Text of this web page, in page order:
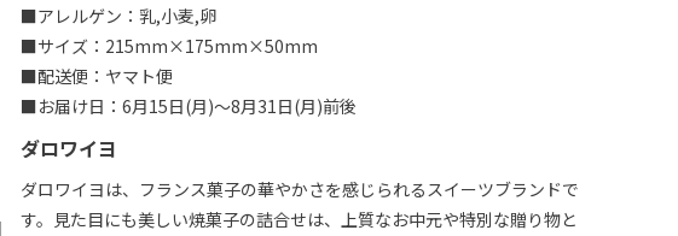
■アレルゲン：乳,小麦,卵
■サイズ：215mm×175mm×50mm
■配送便：ヤマト便
■お届け日：6月15日(月)～8月31日(月)前後
ダロワイヨ
ダロワイヨは、フランス菓子の華やかさを感じられるスイーツブランドで
す。見た目にも美しい焼菓子の詰合せは、上質なお中元や特別な贈り物と